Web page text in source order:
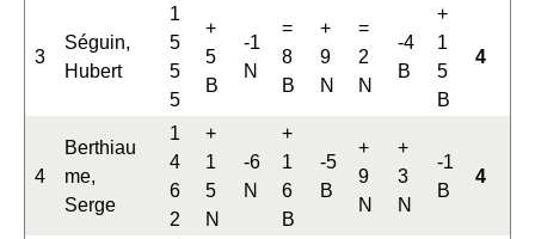
3
Séguin,
Hubert
1
5
5
5
+
5
B
-1
N
=
8
B
+
9
N
=
2
N
-4
B
+
1
5
B
4
4
Berthiau
me,
Serge
1
4
6
2
+
1
5
N
-6
N
+
1
6
B
-5
B
+
9
N
+
3
N
-1
B
4